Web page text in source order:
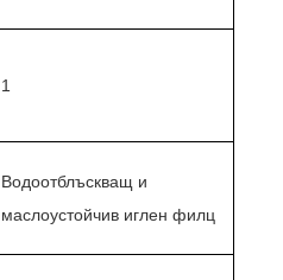
1
Водоотблъскващ и
маслоустойчив иглен филц